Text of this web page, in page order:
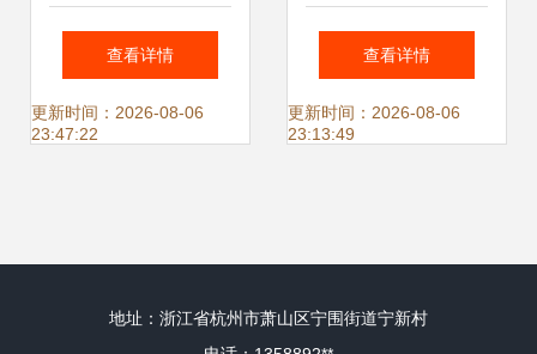
Word、Excel、
Visio与Project的协
查看详情
更新时间：2026-08-06
23:47:22
件中文版最新版下
载指南
查看详情
更新时间：2026-08-06
23:13:49
地址：浙江省杭州市萧山区宁围街道宁新村